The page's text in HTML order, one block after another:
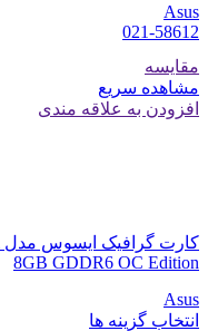
Asus
021-58612
مقایسه
مشاهده سریع
افزودن به علاقه مندی
8GB GDDR6 OC Edition
Asus
انتخاب گزینه ها